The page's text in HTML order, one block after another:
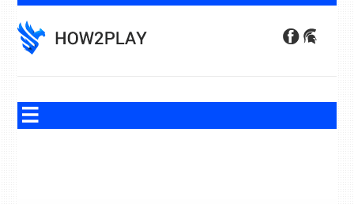
to
content